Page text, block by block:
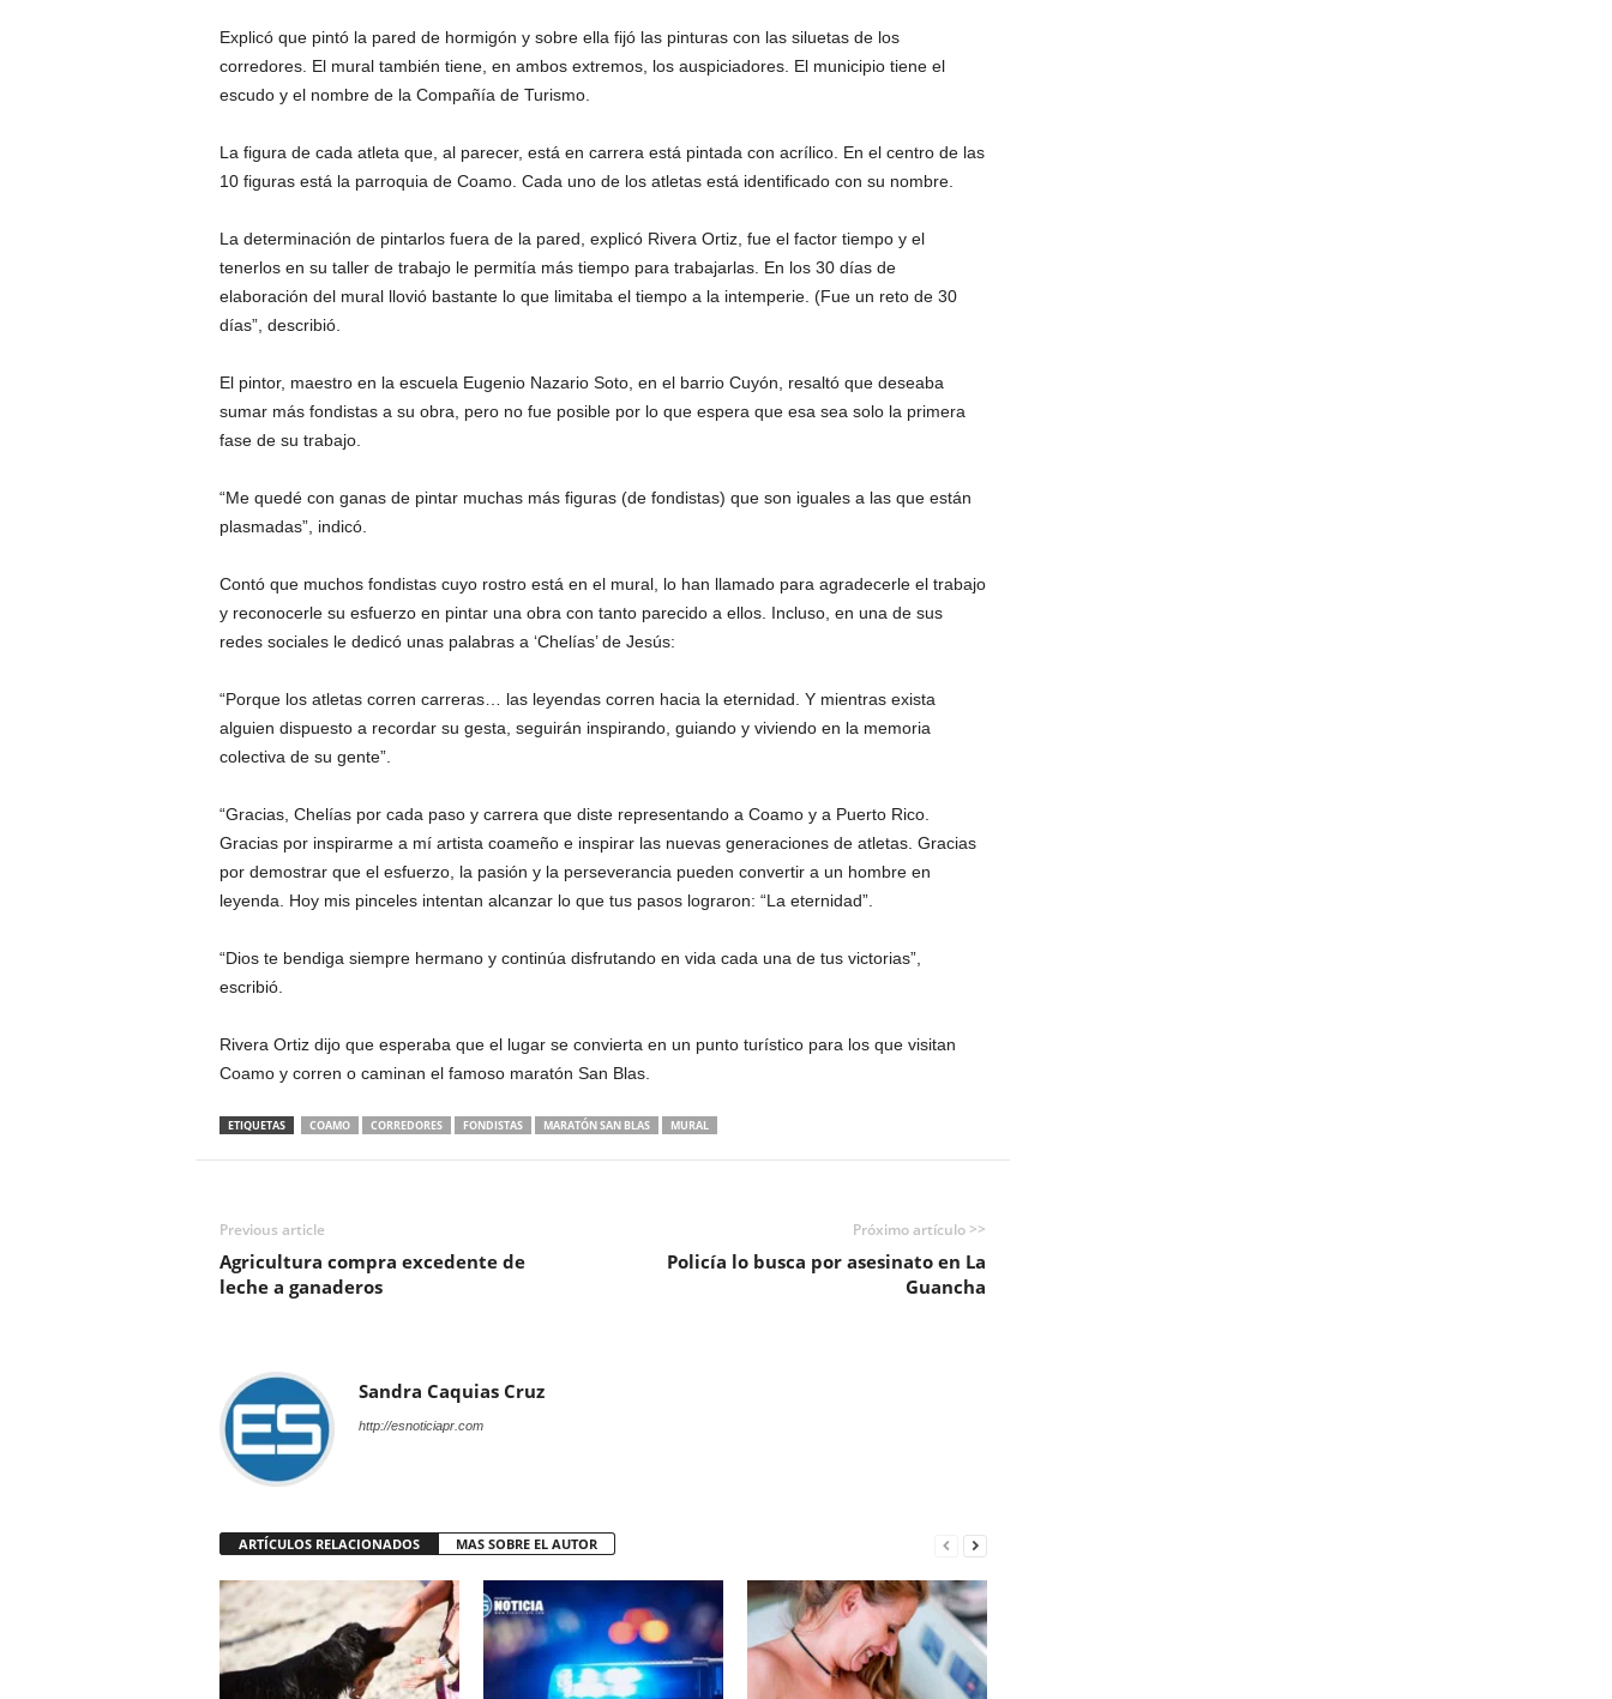
Explicó que pintó la pared de hormigón y sobre ella fijó las pinturas con las siluetas de los
corredores. El mural también tiene, en ambos extremos, los auspiciadores. El municipio tiene el
escudo y el nombre de la Compañía de Turismo.
La figura de cada atleta que, al parecer, está en carrera está pintada con acrílico. En el centro de las
10 figuras está la parroquia de Coamo. Cada uno de los atletas está identificado con su nombre.
La determinación de pintarlos fuera de la pared, explicó Rivera Ortiz, fue el factor tiempo y el
tenerlos en su taller de trabajo le permitía más tiempo para trabajarlas. En los 30 días de
elaboración del mural llovió bastante lo que limitaba el tiempo a la intemperie. (Fue un reto de 30
días”, describió.
El pintor, maestro en la escuela Eugenio Nazario Soto, en el barrio Cuyón, resaltó que deseaba
sumar más fondistas a su obra, pero no fue posible por lo que espera que esa sea solo la primera
fase de su trabajo.
“Me quedé con ganas de pintar muchas más figuras (de fondistas) que son iguales a las que están
plasmadas”, indicó.
Contó que muchos fondistas cuyo rostro está en el mural, lo han llamado para agradecerle el trabajo
y reconocerle su esfuerzo en pintar una obra con tanto parecido a ellos. Incluso, en una de sus
redes sociales le dedicó unas palabras a ‘Chelías’ de Jesús:
“Porque los atletas corren carreras… las leyendas corren hacia la eternidad. Y mientras exista
alguien dispuesto a recordar su gesta, seguirán inspirando, guiando y viviendo en la memoria
colectiva de su gente”.
“Gracias, Chelías por cada paso y carrera que diste representando a Coamo y a Puerto Rico.
Gracias por inspirarme a mí artista coameño e inspirar las nuevas generaciones de atletas. Gracias
por demostrar que el esfuerzo, la pasión y la perseverancia pueden convertir a un hombre en
leyenda. Hoy mis pinceles intentan alcanzar lo que tus pasos lograron: “La eternidad”.
“Dios te bendiga siempre hermano y continúa disfrutando en vida cada una de tus victorias”,
escribió.
Rivera Ortiz dijo que esperaba que el lugar se convierta en un punto turístico para los que visitan
Coamo y corren o caminan el famoso maratón San Blas.
ETIQUETAS COAMO CORREDORES FONDISTAS MARATÓN SAN BLAS MURAL
Previous article
Agricultura compra excedente de
leche a ganaderos
Próximo artículo >>
Policía lo busca por asesinato en La
Guancha
Sandra Caquias Cruz
http://esnoticiapr.com
ARTÍCULOS RELACIONADOS MAS SOBRE EL AUTOR